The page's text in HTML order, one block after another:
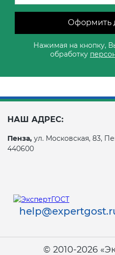
Оформить
Нажимая на кнопку,
обработку
НАШ АДРЕС:
Пенза, ул. Московская, 83,
440600
© 2010-2026